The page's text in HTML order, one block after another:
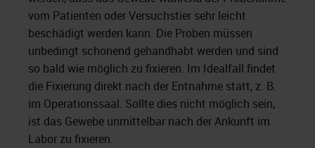
vom Patienten oder Versuchstier sehr leicht
beschädigt werden kann. Die Proben müssen
unbedingt schonend gehandhabt werden und sind
so bald wie möglich zu fixieren. Im Idealfall findet
die Fixierung direkt nach der Entnahme statt, z. B.
im Operationssaal. Sollte dies nicht möglich sein,
ist das Gewebe unmittelbar nach der Ankunft im
Labor zu fixieren.